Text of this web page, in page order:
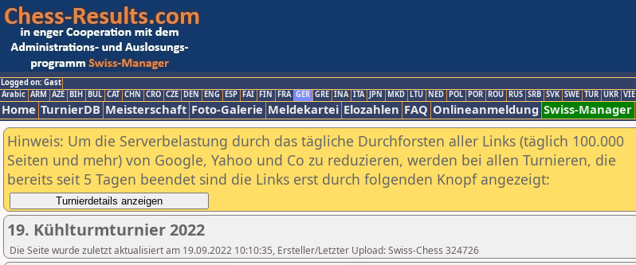
Logged on: Gast
Arabic ARM AZE BIH BUL CAT CHN CRO CZE DEN ENG ESP FAI FIN FRA GER GRE INA ITA JPN MKD LTU NED POL POR ROU RUS SRB SVK SWE TUR UKR VIE
Home TurnierDB Meisterschaft Foto-Galerie Meldekartei Elozahlen FAQ Onlineanmeldung Swiss-Manager
Hinweis: Um die Serverbelastung durch das tägliche Durchforsten aller Links (täglich 100.000
Seiten und mehr) von Google, Yahoo und Co zu reduzieren, werden bei allen Turnieren, die
bereits seit 5 Tagen beendet sind die Links erst durch folgenden Knopf angezeigt:
19. Kühlturmturnier 2022
Die Seite wurde zuletzt aktualisiert am 19.09.2022 10:10:35, Ersteller/Letzter Upload: Swiss-Chess 324726